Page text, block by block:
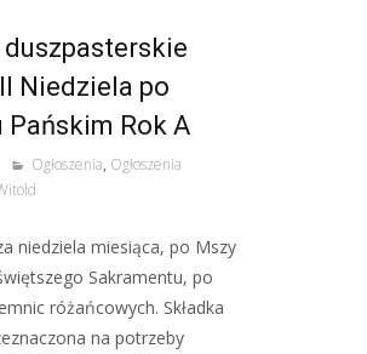
duszpasterskie
Niedziela po
Pańskim Rok A
Ogłoszenia, Ogłoszenia
niedziela miesiąca, po Mszy
Sakramentu, po
różańcowych. Składka
na potrzeby